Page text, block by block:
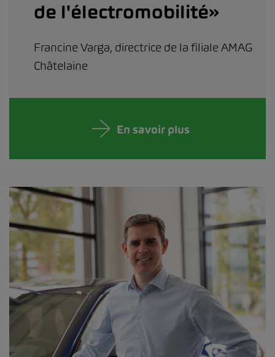
de l'électromobilité»
Francine Varga, directrice de la filiale AMAG
Châtelaine
En savoir plus